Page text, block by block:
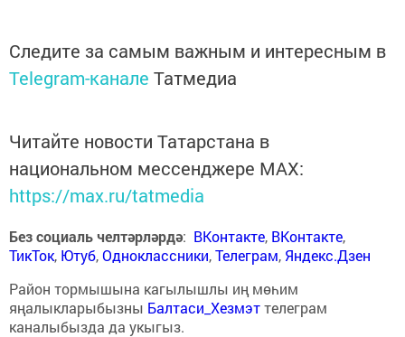
Следите за самым важным и интересным в
Telegram-канале Татмедиа
Читайте новости Татарстана в
национальном мессенджере MАХ:
https://max.ru/tatmedia
Без социаль челтәрләрдә: ВКонтакте, ВКонтакте,
ТикТок, Ютуб,Одноклассники,Телеграм, Яндекс.Дзен
Район тормышына кагылышлы иң мөһим
яңалыкларыбызны Балтаси_Хезмэттелеграм
каналыбызда да укыгыз.